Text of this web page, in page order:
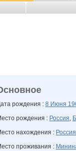
рождения : 8 Июня
рождения : Россия,
нахождения : Россия
проживания :